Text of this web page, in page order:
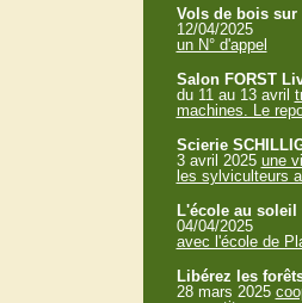
Vols de bois sur
12/04/2025
un N° d'appel
Salon FORST
du 11 au 13 avril
machines. Le
Scierie
3 avril 2025 une
les sylviculteurs
L'école au soleil
04/04/2025
avec l'école de
Libérez les
28 mars 2025